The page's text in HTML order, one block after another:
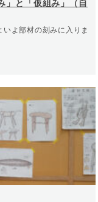
」と「仮組み」（自
よ部材の刻みに入りま